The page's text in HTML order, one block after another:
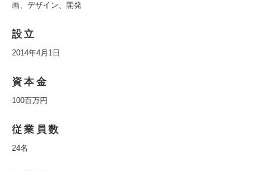
画、デザイン、開発
設立
2014年4月1日
資本金
100百万円
従業員数
24名